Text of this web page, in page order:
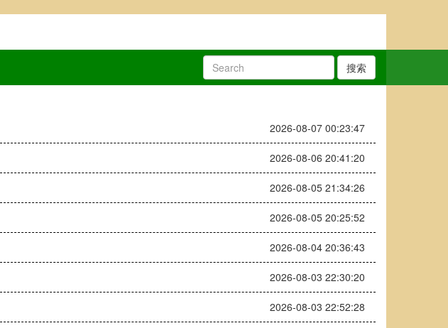
搜索
2026-08-07 00:23:47
2026-08-06 20:41:20
2026-08-05 21:34:26
2026-08-05 20:25:52
2026-08-04 20:36:43
2026-08-03 22:30:20
2026-08-03 22:52:28